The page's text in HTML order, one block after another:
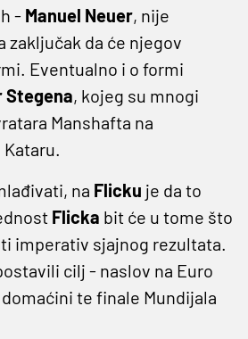
- Manuel Neuer, nije
zaključak da će njegov
Eventualno i o formi
Stegena, kojeg su mnogi
Manshafta na
na Flicku je da to
Flicka bit će u tome što
imperativ sjajnog rezultata.
cilj - naslov na Euro
te finale Mundijala